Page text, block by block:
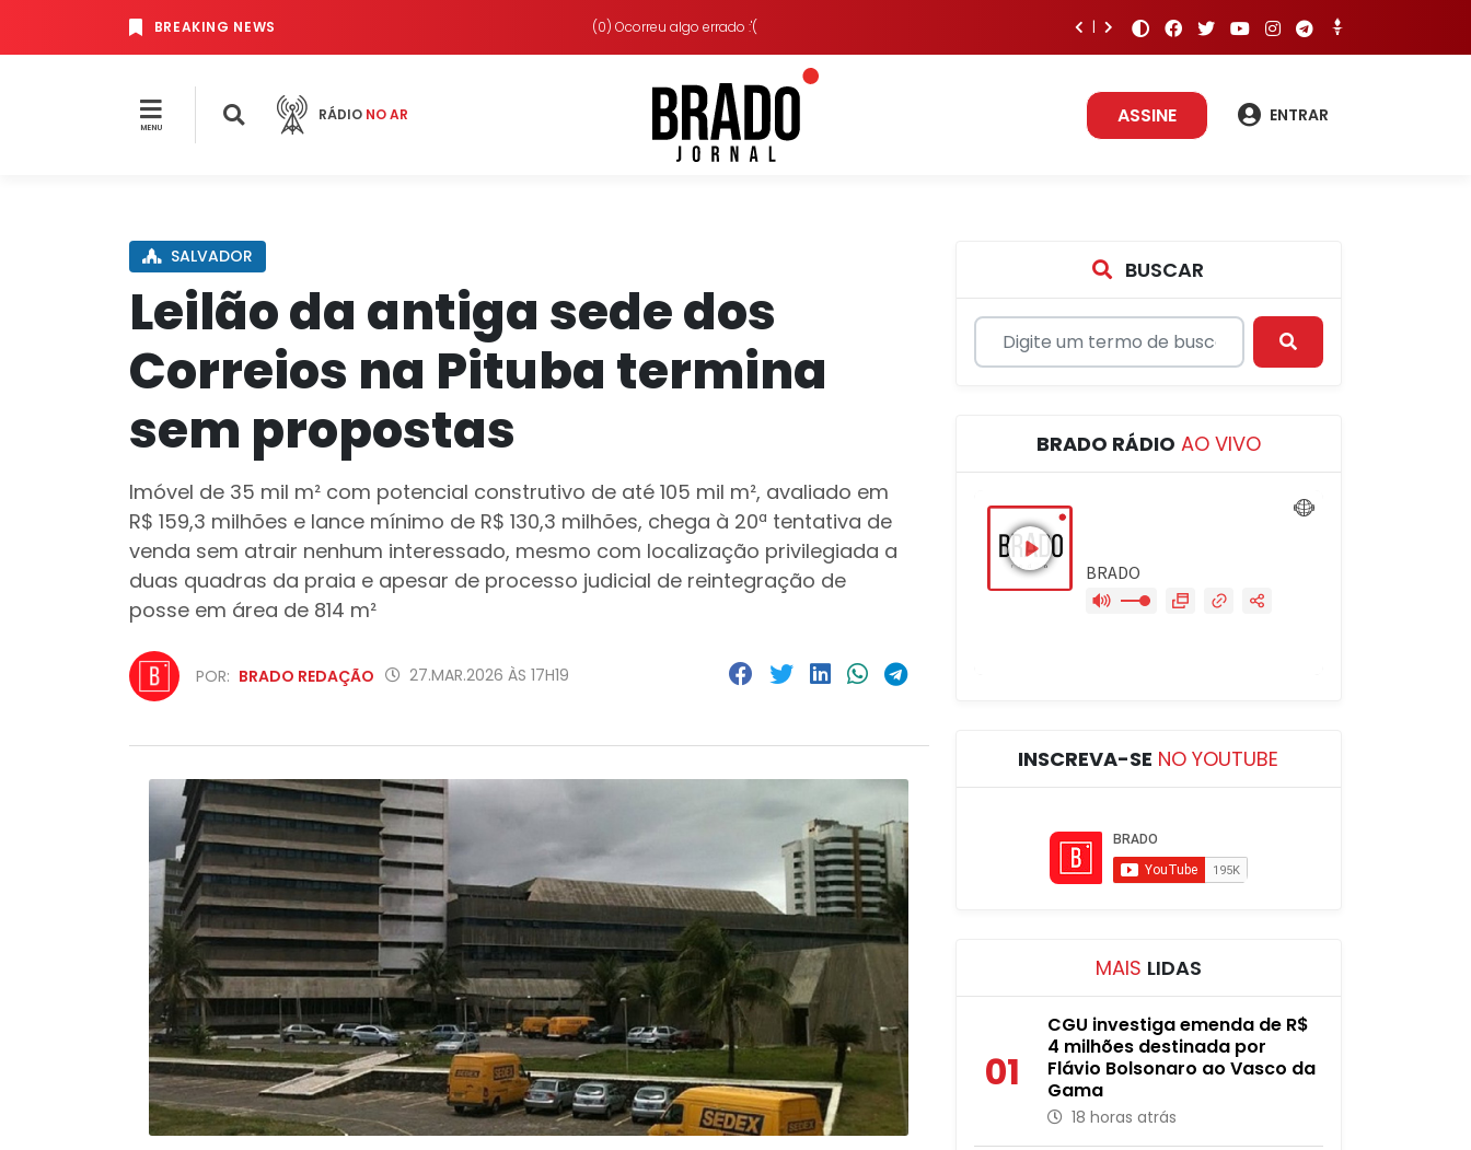
BREAKING NEWS (0) Ocorreu algo errado :'(
MENU
RÁDIO NO AR ASSINE ENTRAR
SALVADOR
Leilão da antiga sede dos
Correios na Pituba termina
sem propostas
Imóvel de 35 mil m² com potencial construtivo de até 105 mil m², avaliado em
R$ 159,3 milhões e lance mínimo de R$ 130,3 milhões, chega à 20ª tentativa de
venda sem atrair nenhum interessado, mesmo com localização privilegiada a
duas quadras da praia e apesar de processo judicial de reintegração de
posse em área de 814 m²
POR: BRADO REDAÇÃO 27.MAR.2026 ÀS 17H19
BUSCAR
BRADO RÁDIO AO VIVO
INSCREVA-SE NO YOUTUBE
MAIS LIDAS
01
CGU investiga emenda de R$
4 milhões destinada por
Flávio Bolsonaro ao Vasco da
Gama
18 horas atrás